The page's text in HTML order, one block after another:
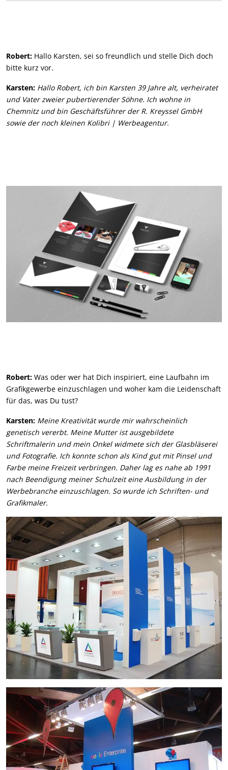
Robert: Hallo Karsten, sei so freundlich und stelle Dich doch
bitte kurz vor.
Karsten: Hallo Robert, ich bin Karsten 39 Jahre alt, verheiratet
und Vater zweier pubertierender Söhne. Ich wohne in
Chemnitz und bin Geschäftsführer der R. Kreyssel GmbH
sowie der noch kleinen Kolibri | Werbeagentur.
Robert: Was oder wer hat Dich inspiriert, eine Laufbahn im
Grafikgewerbe einzuschlagen und woher kam die Leidenschaft
für das, was Du tust?
Karsten: Meine Kreativität wurde mir wahrscheinlich
genetisch vererbt. Meine Mutter ist ausgebildete
Schriftmalerin und mein Onkel widmete sich der Glasbläserei
und Fotografie. Ich konnte schon als Kind gut mit Pinsel und
Farbe meine Freizeit verbringen. Daher lag es nahe ab 1991
nach Beendigung meiner Schulzeit eine Ausbildung in der
Werbebranche einzuschlagen. So wurde ich Schriften- und
Grafikmaler.